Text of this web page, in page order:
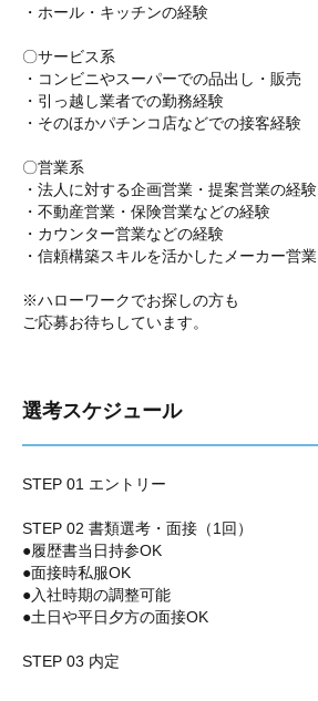
・ホール・キッチンの経験
〇サービス系
・コンビニやスーパーでの品出し・販売
・引っ越し業者での勤務経験
・そのほかパチンコ店などでの接客経験
〇営業系
・法人に対する企画営業・提案営業の経験
・不動産営業・保険営業などの経験
・カウンター営業などの経験
・信頼構築スキルを活かしたメーカー営業
※ハローワークでお探しの方も
ご応募お待ちしています。
選考スケジュール
STEP 01 エントリー
STEP 02 書類選考・面接（1回）
●履歴書当日持参OK
●面接時私服OK
●入社時期の調整可能
●土日や平日夕方の面接OK
STEP 03 内定